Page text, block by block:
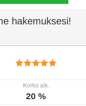
hakemuksesi!
Korko alk.
20 %